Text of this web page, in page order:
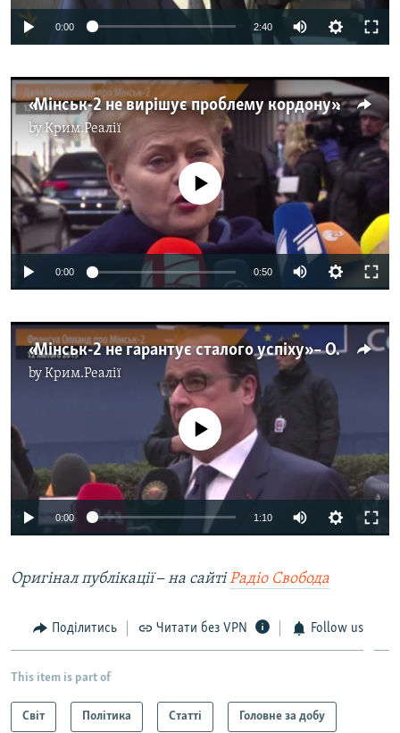
0:00 2:40
«Мінськ-2 не вирішує проблему кордону» – Ґрібаускайте
byКрим.Реалії
No media source currently available
0:00 0:50
«Мінськ-2 не гарантує сталого успіху» – Олланд
byКрим.Реалії
No media source currently available
0:00 1:10
Оригінал публікації–на сайтіРадіо Свобода
Поділитись Читати без VPN Follow us
This item is part of
Світ Політика Статті Головне за добу